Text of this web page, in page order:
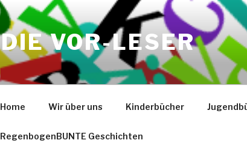
DIE VOR-LESER
Home Wir über uns Kinderbücher
RegenbogenBUNTE Geschichten